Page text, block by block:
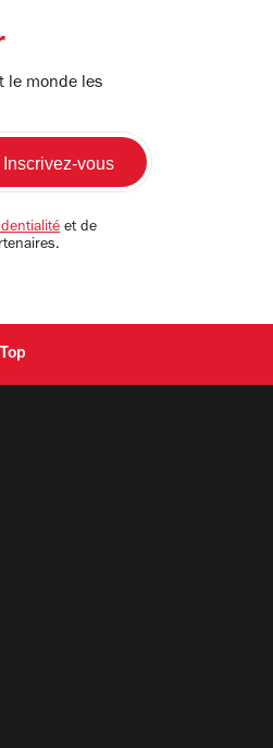
le monde les
et de